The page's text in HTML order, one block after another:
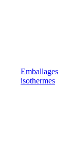
Emballages
isothermes